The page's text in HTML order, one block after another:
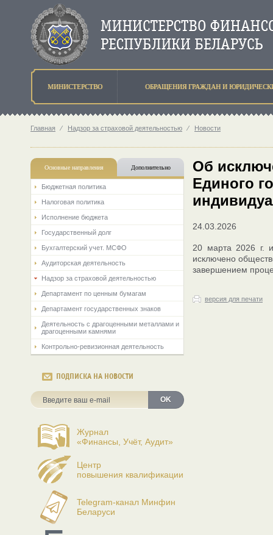
МИНИСТЕРСТВО ОБРАЩЕНИЯ ГРАЖДАН И
Главная ⁄ Надзор за страховой деятельностью ⁄ Новости
Основные направления Дополнительно
Бюджетная политика
Налоговая политика
Исполнение бюджета
Государственный долг
Бухгалтерский учет. МСФО
Аудиторская деятельность
Надзор за страховой деятельностью
Департамент по ценным бумагам
Департамент государственных знаков
Деятельность с драгоценными металлами и
драгоценными камнями
Контрольно-ревизионная деятельность
ПОДПИСКА НА НОВОСТИ
OK
Журнал
«Финансы, Учёт, Аудит»
Центр
повышения квалификации
Telegram-канал Минфин
Беларуси
Об
Единого
24.03.2026
20 марта 2026 г.
исключено
завершением
версия для печати